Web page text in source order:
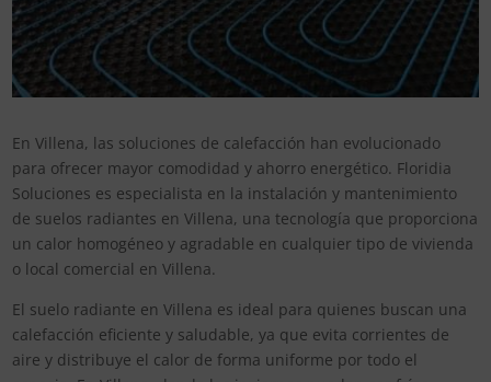
En Villena, las soluciones de calefacción han evolucionado
para ofrecer mayor comodidad y ahorro energético. Floridia
Soluciones es especialista en la instalación y mantenimiento
de suelos radiantes en Villena, una tecnología que proporciona
un calor homogéneo y agradable en cualquier tipo de vivienda
o local comercial en Villena.
El suelo radiante en Villena es ideal para quienes buscan una
calefacción eficiente y saludable, ya que evita corrientes de
aire y distribuye el calor de forma uniforme por todo el